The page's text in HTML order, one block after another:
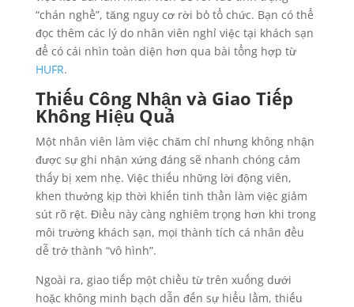
“chán nghề”, tăng nguy cơ rời bỏ tổ chức. Bạn có thể
đọc thêm các lý do nhân viên nghỉ việc tại khách sạn
để có cái nhìn toàn diện hơn qua bài tổng hợp từ
HUFR.
Thiếu Công Nhận và Giao Tiếp
Không Hiệu Quả
Một nhân viên làm việc chăm chỉ nhưng không nhận
được sự ghi nhận xứng đáng sẽ nhanh chóng cảm
thấy bị xem nhẹ. Việc thiếu những lời động viên,
khen thưởng kịp thời khiến tinh thần làm việc giảm
sút rõ rệt. Điều này càng nghiêm trọng hơn khi trong
môi trường khách sạn, mọi thành tích cá nhân đều
dễ trở thành “vô hình”.
Ngoài ra, giao tiếp một chiều từ trên xuống dưới
hoặc không minh bạch dẫn đến sự hiểu lầm, thiếu